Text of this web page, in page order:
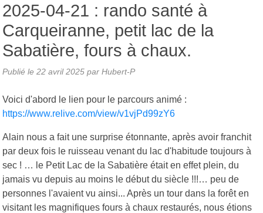
2025-04-21 : rando santé à
Carqueiranne, petit lac de la
Sabatière, fours à chaux.
Publié le 22 avril 2025 par Hubert-P
Voici d'abord le lien pour le parcours animé :
https://www.relive.com/view/v1vjPd99zY6
Alain nous a fait une surprise étonnante, après avoir franchit
par deux fois le ruisseau venant du lac d'habitude toujours à
sec ! … le Petit Lac de la Sabatière était en effet plein, du
jamais vu depuis au moins le début du siècle !!!… peu de
personnes l'avaient vu ainsi... Après un tour dans la forêt en
visitant les magnifiques fours à chaux restaurés, nous étions